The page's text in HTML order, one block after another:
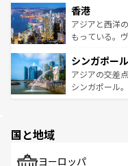
とつ。フォー
ひ現地で味わ
が旅行者を迎
参照してほしい
の活気が交差
帯で自然と触
いビーチでリ
激する。気候
が待っている
た文化、そし
香港
アジアと西洋
もっている。
み、どこを訪
ており、効率
うな絶景から
シンガポール
アジアの交差
シンガポール
で、ホーカー
国と地域
ヨーロッパ